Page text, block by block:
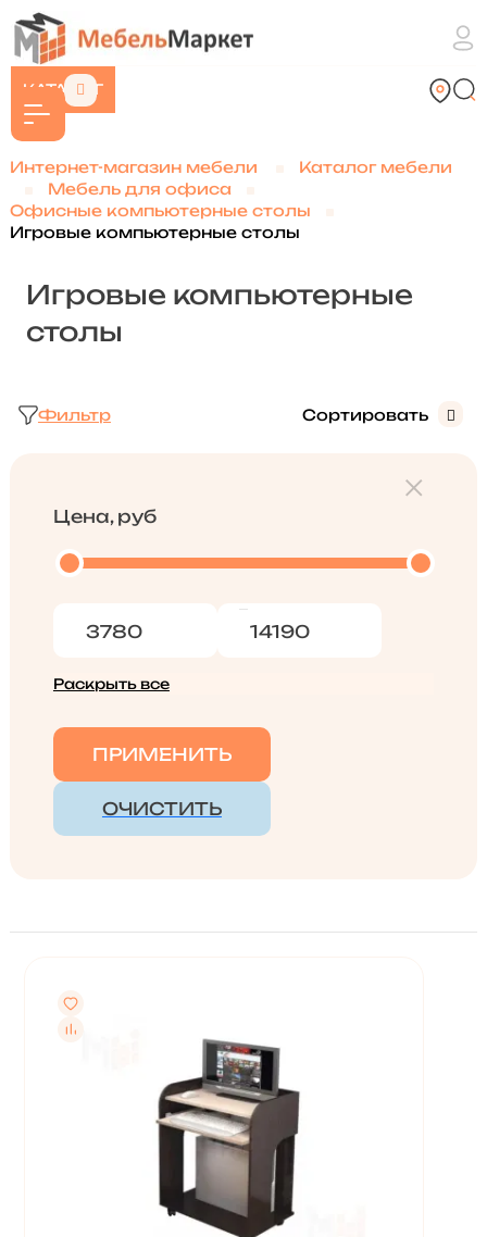
КАТАЛОГ
Интернет-магазин мебели
Каталог мебели
Мебель для офиса
Офисные компьютерные столы
Игровые компьютерные столы
Игровые компьютерные
столы
Фильтр Сортировать
Цена, руб
Раскрыть все
ПРИМЕНИТЬ
ОЧИСТИТЬ